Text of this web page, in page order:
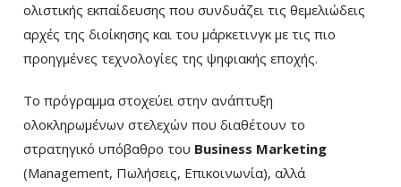
ολιστικής εκπαίδευσης που συνδυάζει τις θεμελιώδεις
αρχές της διοίκησης και του μάρκετινγκ με τις πιο
προηγμένες τεχνολογίες της ψηφιακής εποχής.
Το πρόγραμμα στοχεύει στην ανάπτυξη
ολοκληρωμένων στελεχών που διαθέτουν το
στρατηγικό υπόβαθρο του Business Marketing
(Management, Πωλήσεις, Επικοινωνία), αλλά